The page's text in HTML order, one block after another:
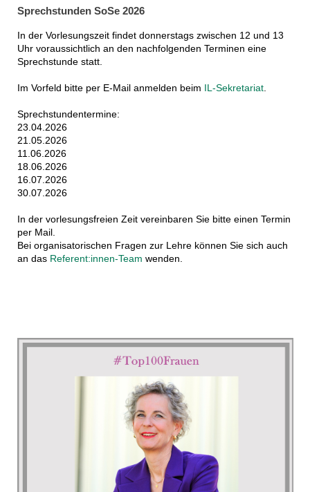
Sprechstunden SoSe 2026
In der Vorlesungszeit findet donnerstags zwischen 12 und 13
Uhr voraussichtlich an den nachfolgenden Terminen eine
Sprechstunde statt.
Im Vorfeld bitte per E-Mail anmelden beim IL-Sekretariat.
Sprechstundentermine:
23.04.2026
21.05.2026
11.06.2026
18.06.2026
16.07.2026
30.07.2026
In der vorlesungsfreien Zeit vereinbaren Sie bitte einen Termin
per Mail.
Bei organisatorischen Fragen zur Lehre können Sie sich auch
an das Referent:innen-Team wenden.